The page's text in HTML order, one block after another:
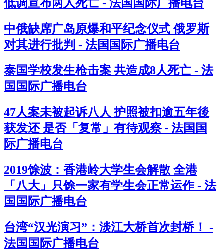
低调宣布两人死亡 - 法国国际广播电台
中俄缺席广岛原爆和平纪念仪式 俄罗斯
对其进行批判 - 法国国际广播电台
泰国学校发生枪击案 共造成8人死亡 - 法
国国际广播电台
47人案未被起诉八人 护照被扣逾五年後
获发还 是否「复常」有待观察 - 法国国
际广播电台
2019馀波：香港岭大学生会解散 全港
「八大」只馀一家有学生会正常运作 - 法
国国际广播电台
台湾“汉光演习”：淡江大桥首次封桥！ -
法国国际广播电台